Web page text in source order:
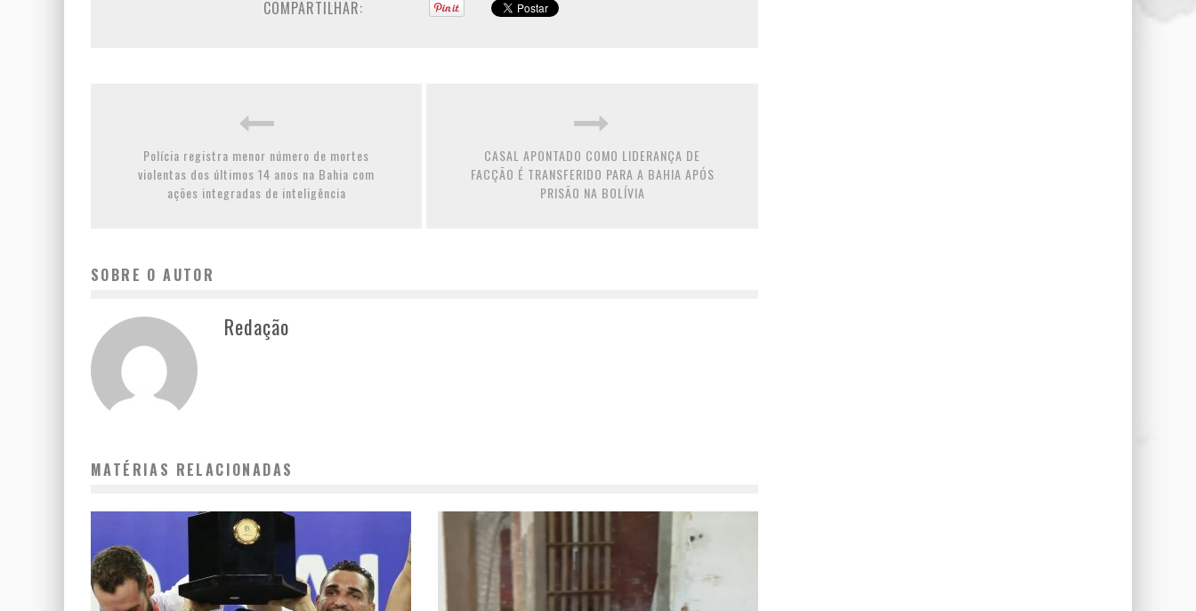
COMPARTILHAR:
Polícia registra menor número de mortes
violentas dos últimos 14 anos na Bahia com
ações integradas de inteligência
CASAL APONTADO COMO LIDERANÇA DE
FACÇÃO É TRANSFERIDO PARA A BAHIA APÓS
PRISÃO NA BOLÍVIA
SOBRE O AUTOR
Redação
MATÉRIAS RELACIONADAS